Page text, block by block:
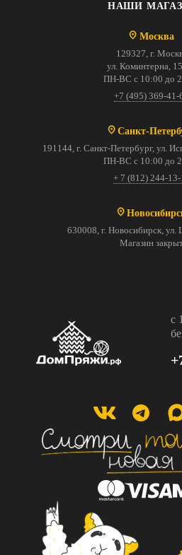
НАШИ
Москва
129327, г.
ул. Коминтерна,
ПН-ВС с 10:00 до
+7 (495) 369-41-
Санкт-
191144, г. Санкт-Петербург, ул.
ПН-ВС с 10:00 до
+ 7 (812) 244-13-
630008, г. Новосибирск, ул.
Магазин
с